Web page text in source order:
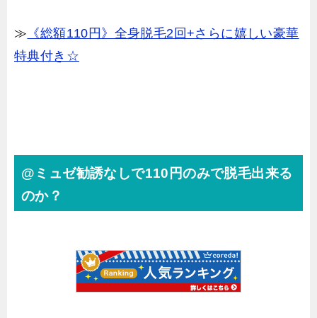
≫ 《総額110円》全身脱毛2回+さらに嬉しい豪華
特典付き☆
@ミュゼ勧誘なしで110円のみで脱毛出来る
のか？